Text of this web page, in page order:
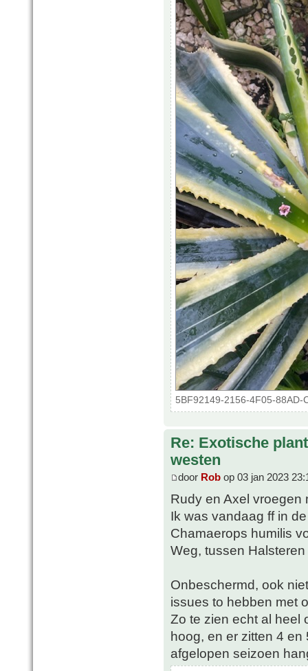
5BF92149-2156-4F05-88AD-
Re: Exotische
westen
door Rob op 03 jan 2023
Rudy en Axel vroegen
Ik was vandaag ff in
Chamaerops humilis
Weg, tussen
Onbeschermd, ook
issues to hebben met
Zo te zien echt al heel
hoog, en er zitten 4
afgelopen seizoen